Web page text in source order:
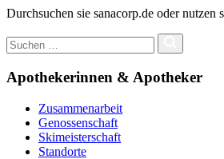
Durchsuchen sie sanacorp.de oder nutzen
Apothekerinnen & Apotheker
Zusammenarbeit
Genossenschaft
Skimeisterschaft
Standorte